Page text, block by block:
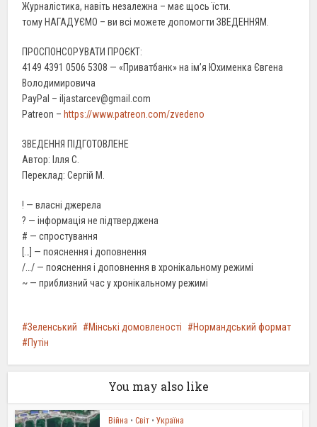
Журналістика, навіть незалежна – має щось їсти.
тому НАГАДУЄМО – ви всі можете допомогти ЗВЕДЕННЯМ.
ПРОСПОНСОРУВАТИ ПРОЄКТ:
4149 4391 0506 5308 — «Приватбанк» на ім’я Юхименка Євгена
Володимировича
PayPal – iljastarcev@gmail.com
Patreon – https://www.patreon.com/zvedeno
ЗВЕДЕННЯ ПІДГОТОВЛЕНЕ
Автор: Ілля С.
Переклад: Сергій М.
! — власні джерела
? — інформація не підтверджена
# — спростування
[…] — пояснення і доповнення
/…/ — пояснення і доповнення в хронікальному режимі
~ — приблизний час у хронікальному режимі
Зеленський Мінські домовленості
Нормандський формат
Путін
You may also like
Війна • Світ • Україна